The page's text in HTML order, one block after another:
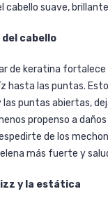
cabello suave,
cabello
de keratina fortalece
hasta las puntas.
puntas abiertas,
propenso a
de los
más fuerte y
y la estática